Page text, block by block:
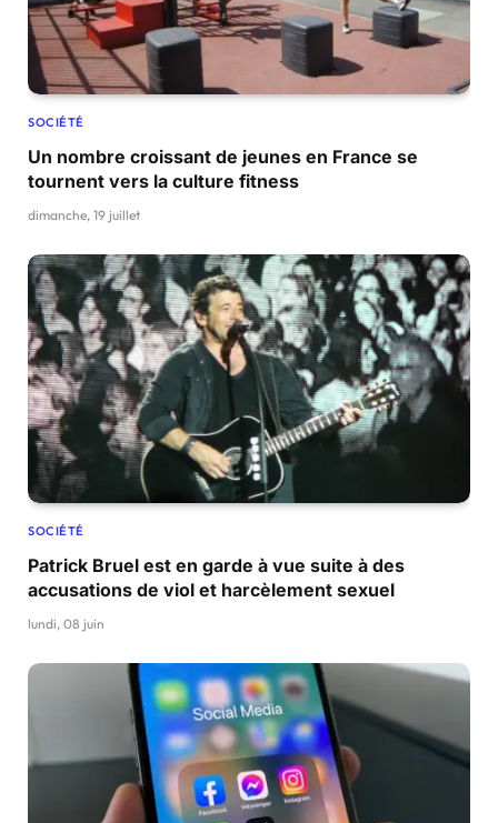
SOCIÉTÉ
Un nombre croissant de jeunes en France se
tournent vers la culture fitness
dimanche, 19 juillet
SOCIÉTÉ
Patrick Bruel est en garde à vue suite à des
accusations de viol et harcèlement sexuel
lundi, 08 juin